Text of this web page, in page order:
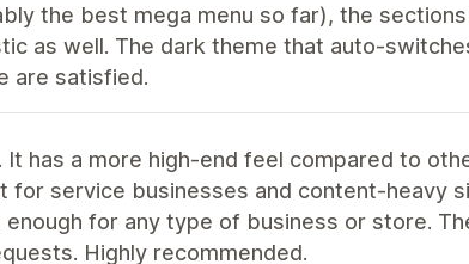
the best mega menu so far), the
as well. The dark theme that auto-
are satisfied.
It has a more high-end feel compared to
for service businesses and content-heavy
for any type of business or store.
Highly recommended.